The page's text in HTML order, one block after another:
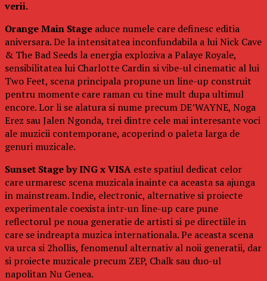
verii.
Orange Main Stage aduce numele care definesc editia
aniversara. De la intensitatea inconfundabila a lui Nick Cave
& The Bad Seeds la energia exploziva a Palaye Royale,
sensibilitatea lui Charlotte Cardin si vibe-ul cinematic al lui
Two Feet, scena principala propune un line-up construit
pentru momente care raman cu tine mult dupa ultimul
encore. Lor li se alatura si nume precum DE’WAYNE, Noga
Erez sau Jalen Ngonda, trei dintre cele mai interesante voci
ale muzicii contemporane, acoperind o paleta larga de
genuri muzicale.
Sunset Stage by ING x VISA este spatiul dedicat celor
care urmaresc scena muzicala inainte ca aceasta sa ajunga
in mainstream. Indie, electronic, alternative si proiecte
experimentale coexista intr-un line-up care pune
reflectorul pe noua generatie de artisti si pe directiile in
care se indreapta muzica internationala. Pe aceasta scena
va urca si 2hollis, fenomenul alternativ al noii generatii, dar
si proiecte muzicale precum ZEP, Chalk sau duo-ul
napolitan Nu Genea.